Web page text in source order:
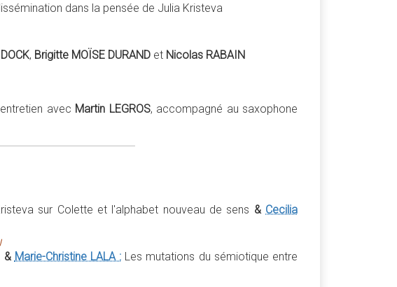
dans la pensée de Julia Kristeva
, Brigitte MOÏSE DURAND et Nicolas RABAIN
avec Martin LEGROS, accompagné au saxophone
sur Colette et l'alphabet nouveau de sens & Cecilia
& Marie-Christine LALA : Les mutations du sémiotique entre